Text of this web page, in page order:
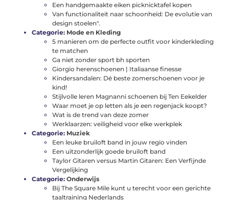
Een handgemaakte eiken picknicktafel kopen
Van functionaliteit naar schoonheid: De evolutie van
design stoelen".
Categorie: Mode en Kleding
5 manieren om de perfecte outfit voor kinderkleding
te matchen
Ga niet zonder sport bh sporten
Giorgio herenschoenen | Italiaanse finesse
Kindersandalen: Dé beste zomerschoenen voor je
kind!
Stijlvolle leren Magnanni schoenen bij Ten Eekelder
Waar moet je op letten als je een regenjack koopt?
Wat is de trend van deze zomer
Werklaarzen: veiligheid voor elke werkplek
Categorie: Muziek
Een leuke bruiloft band in jouw regio vinden
Een uitzonderlijk goede bruiloft band
Taylor Gitaren versus Martin Gitaren: Een Verfijnde
Vergelijking
Categorie: Onderwijs
Bij The Square Mile kunt u terecht voor een gerichte
taaltraining Nederlands